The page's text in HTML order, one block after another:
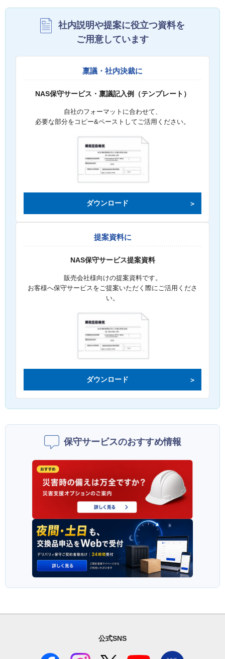
社内説明や提案に役立つ資料を
ご用意しています
稟議・社内決裁に
NAS保守サービス・稟議記入例（テンプレート）
自社のフォーマットに合わせて、
必要な部分をコピー&ペーストしてご活用ください。
ダウンロード
提案資料に
NAS保守サービス提案資料
販売会社様向けの提案資料です。
お客様へ保守サービスをご提案いただく際にご活用くださ
い。
ダウンロード
保守サービスのおすすめ情報
公式SNS